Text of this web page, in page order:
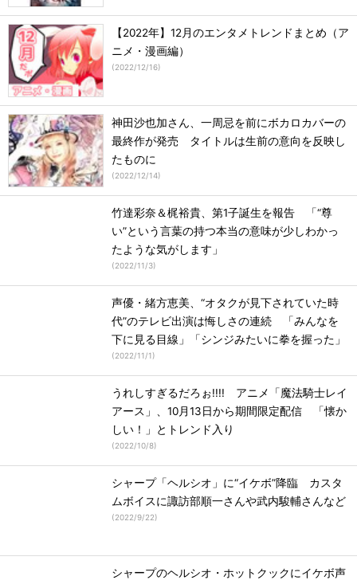
【2022年】12月のエンタメトレンドまとめ（ア
ニメ・漫画編）
(2022/12/16)
神田沙也加さん、一周忌を前にボカロカバーの
最終作が発売 タイトルは生前の意向を反映し
たものに
(2022/12/14)
竹達彩奈＆梶裕貴、第1子誕生を報告 「“尊
い”という言葉の持つ本当の意味が少しわかっ
たような気がします」
(2022/11/3)
声優・緒方恵美、“オタクが見下されていた時
代”のテレビ出演は悔しさの連続 「みんなを
下に見る目線」「シンジみたいに拳を握った」
(2022/11/1)
うれしすぎるだろぉ!!!! アニメ「魔法騎士レイ
アース」、10月13日から期間限定配信 「懐か
しい！」とトレンド入り
(2022/10/8)
シャープ「ヘルシオ」に“イケボ”降臨 カスタ
ムボイスに諏訪部順一さんや武内駿輔さんなど
(2022/9/22)
シャープのヘルシオ・ホットクックにイケボ声